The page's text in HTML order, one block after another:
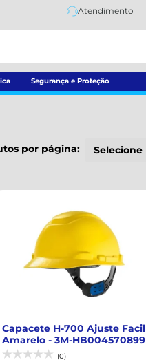
Atendimento
Segurança e Proteção
por página:
Capacete H-700 Ajuste Facil
Amarelo - 3M-HB004570899
(0)